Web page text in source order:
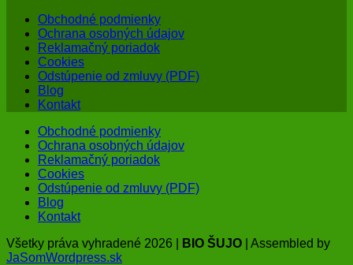
Obchodné podmienky
Ochrana osobných údajov
Reklamačný poriadok
Cookies
Odstúpenie od zmluvy (PDF)
Blog
Kontakt
Obchodné podmienky
Ochrana osobných údajov
Reklamačný poriadok
Cookies
Odstúpenie od zmluvy (PDF)
Blog
Kontakt
Všetky práva vyhradené 2026 |
BIO ŠUJO | Assembled by
JaSomWordpress.sk